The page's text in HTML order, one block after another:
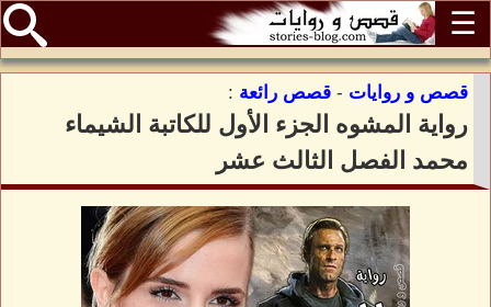
☰
قصص و روايات - قصص رائعة :
رواية المشوه الجزء الأول للكاتبة الشيماء
محمد الفصل الثالث عشر